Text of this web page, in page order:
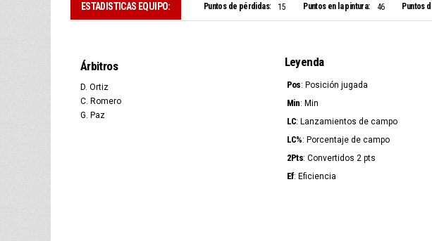
ESTADISTICAS EQUIPO: Puntos de pérdidas: 15 Puntos en la pintura: 46
Árbitros
D. Ortiz
C. Romero
G. Paz
Leyenda
Pos: Posición jugada
Min: Min
LC: Lanzamientos de campo
LC%: Porcentaje de campo
2Pts: Convertidos 2 pts
Ef: Eficiencia